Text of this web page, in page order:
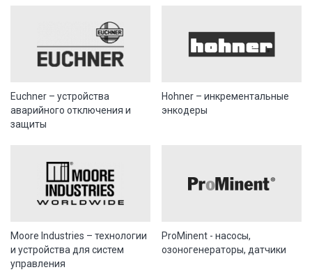
Euchner – устройства
аварийного отключения и
защиты
Hohner – инкрементальные
энкодеры
Moore Industries – технологии
и устройства для систем
управления
ProMinent - насосы,
озоногенераторы, датчики